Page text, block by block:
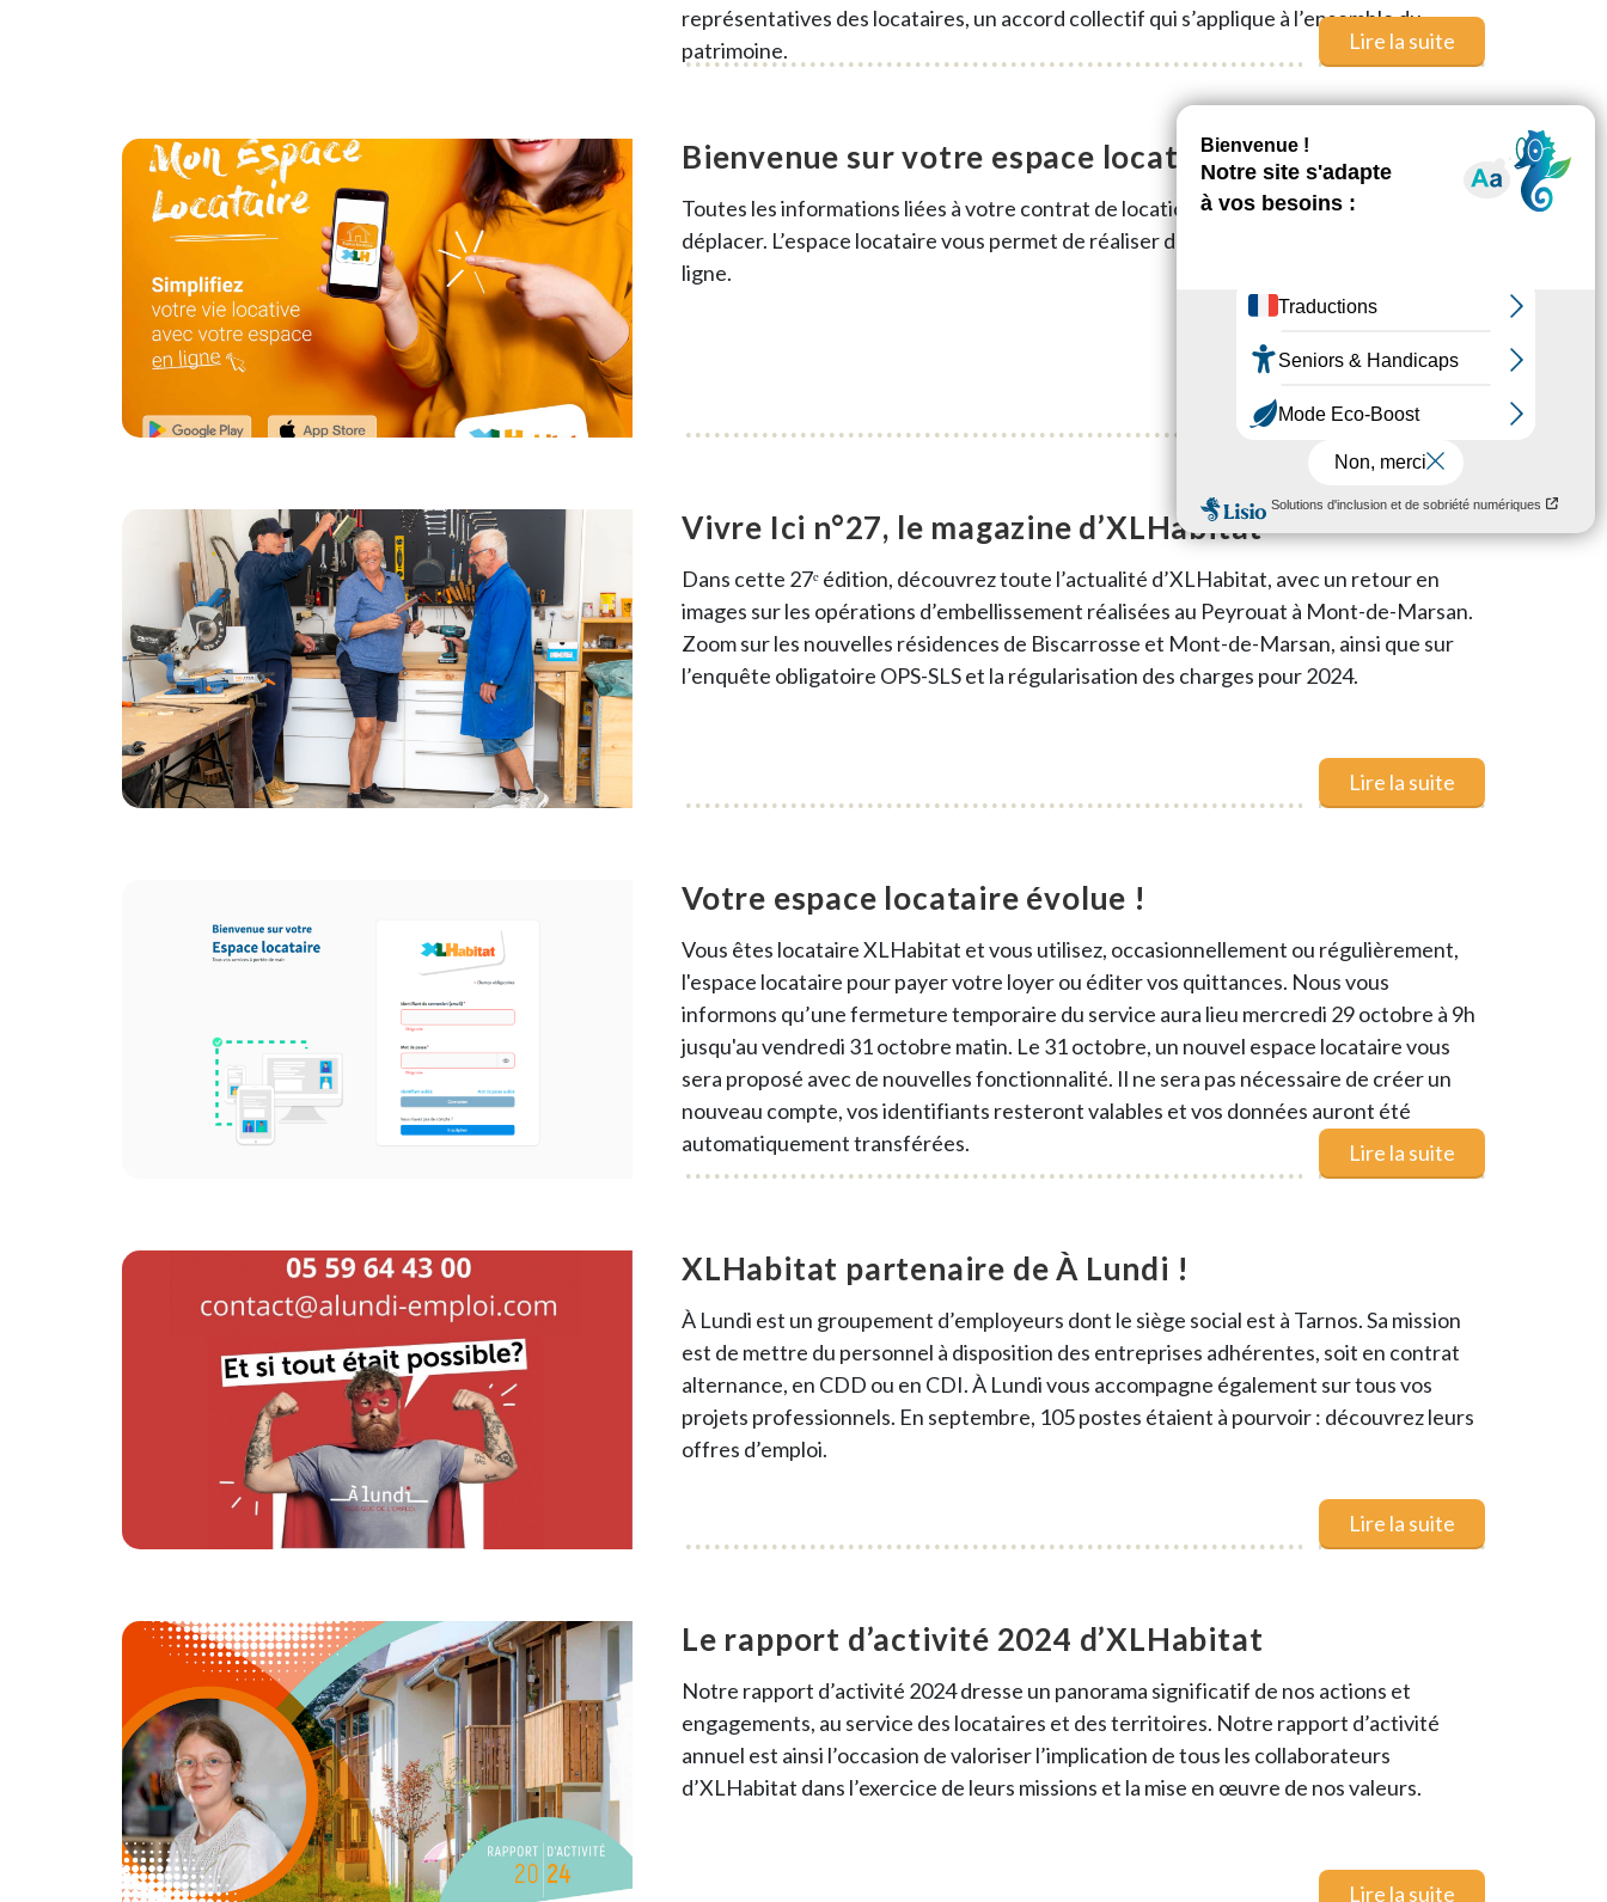
représentatives des locataires, un accord collectif qui s’applique à l’ensemble du
patrimoine.
Lire la suite
Bienvenue sur votre espace locataire !
Toutes les informations liées à votre contrat de location XLHabitat, sans vous
déplacer. L’espace locataire vous permet de réaliser de nombreuses démarches en
ligne.
Lire la suite
Vivre Ici n°27, le magazine d’XLHabitat
Dans cette 27ᵉ édition, découvrez toute l’actualité d’XLHabitat, avec un retour en
images sur les opérations d’embellissement réalisées au Peyrouat à Mont-de-Marsan.
Zoom sur les nouvelles résidences de Biscarrosse et Mont-de-Marsan, ainsi que sur
l’enquête obligatoire OPS-SLS et la régularisation des charges pour 2024.
Lire la suite
Votre espace locataire évolue !
Vous êtes locataire XLHabitat et vous utilisez, occasionnellement ou régulièrement,
l'espace locataire pour payer votre loyer ou éditer vos quittances. Nous vous
informons qu’une fermeture temporaire du service aura lieu mercredi 29 octobre à 9h
jusqu'au vendredi 31 octobre matin. Le 31 octobre, un nouvel espace locataire vous
sera proposé avec de nouvelles fonctionnalité. Il ne sera pas nécessaire de créer un
nouveau compte, vos identifiants resteront valables et vos données auront été
automatiquement transférées.
Lire la suite
XLHabitat partenaire de À Lundi !
À Lundi est un groupement d’employeurs dont le siège social est à Tarnos. Sa mission
est de mettre du personnel à disposition des entreprises adhérentes, soit en contrat
alternance, en CDD ou en CDI. À Lundi vous accompagne également sur tous vos
projets professionnels. En septembre, 105 postes étaient à pourvoir : découvrez leurs
offres d’emploi.
Lire la suite
Le rapport d’activité 2024 d’XLHabitat
Notre rapport d’activité 2024 dresse un panorama significatif de nos actions et
engagements, au service des locataires et des territoires. Notre rapport d’activité
annuel est ainsi l’occasion de valoriser l’implication de tous les collaborateurs
d’XLHabitat dans l’exercice de leurs missions et la mise en œuvre de nos valeurs.
Lire la suite